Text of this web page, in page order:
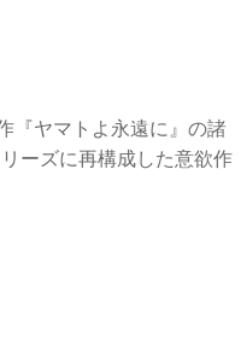
『ヤマトよ永遠に』の諸
ーズに再構成した意欲作